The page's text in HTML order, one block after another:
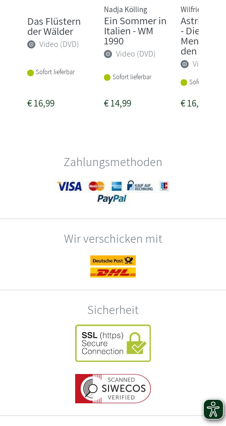
Das Flüstern
der Wälder
Video (DVD)
Sofort lieferbar
€16,99
Nadja Kölling
Ein Sommer in
Italien - WM
1990
Video (DVD)
Sofort lieferbar
€14,99
Wilfried Hauke
Astrid
- Die
den Ve...
Video
Sofort
€16,99
Zahlungsmethoden
Wir verschicken mit
Sicherheit